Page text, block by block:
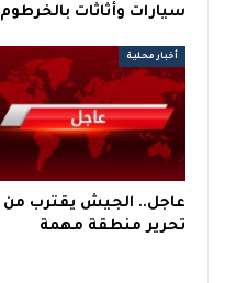
سيارات وأثاثات بالخرطوم
أخبار محلية
عاجل.. الجيش يقترب من
تحرير منطقة مهمة